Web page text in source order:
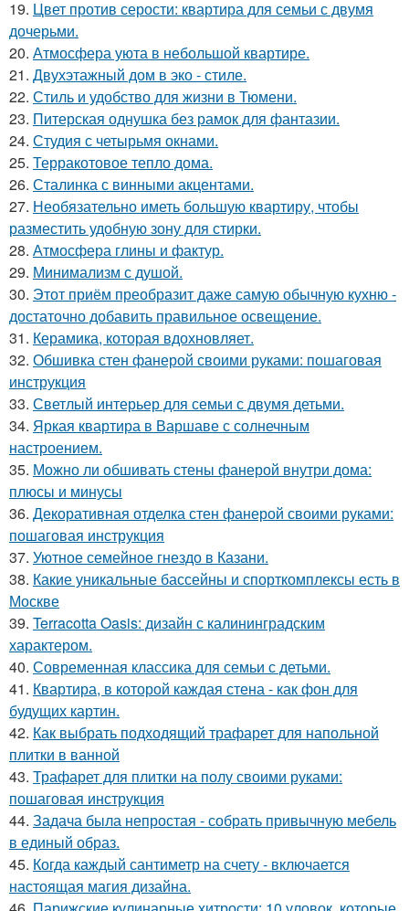
19. Цвет против серости: квартира для семьи с двумя
дочерьми.
20. Атмосфера уюта в небольшой квартире.
21. Двухэтажный дом в эко - стиле.
22. Стиль и удобство для жизни в Тюмени.
23. Питерская однушка без рамок для фантазии.
24. Студия с четырьмя окнами.
25. Терракотовое тепло дома.
26. Сталинка с винными акцентами.
27. Необязательно иметь большую квартиру, чтобы
разместить удобную зону для стирки.
28. Атмосфера глины и фактур.
29. Минимализм с душой.
30. Этот приём преобразит даже самую обычную кухню -
достаточно добавить правильное освещение.
31. Керамика, которая вдохновляет.
32. Обшивка стен фанерой своими руками: пошаговая
инструкция
33. Светлый интерьер для семьи с двумя детьми.
34. Яркая квартира в Варшаве с солнечным
настроением.
35. Можно ли обшивать стены фанерой внутри дома:
плюсы и минусы
36. Декоративная отделка стен фанерой своими руками:
пошаговая инструкция
37. Уютное семейное гнездо в Казани.
38. Какие уникальные бассейны и спорткомплексы есть в
Москве
39. Terracotta Oasis: дизайн с калининградским
характером.
40. Современная классика для семьи с детьми.
41. Квартира, в которой каждая стена - как фон для
будущих картин.
42. Как выбрать подходящий трафарет для напольной
плитки в ванной
43. Трафарет для плитки на полу своими руками:
пошаговая инструкция
44. Задача была непростая - собрать привычную мебель
в единый образ.
45. Когда каждый сантиметр на счету - включается
настоящая магия дизайна.